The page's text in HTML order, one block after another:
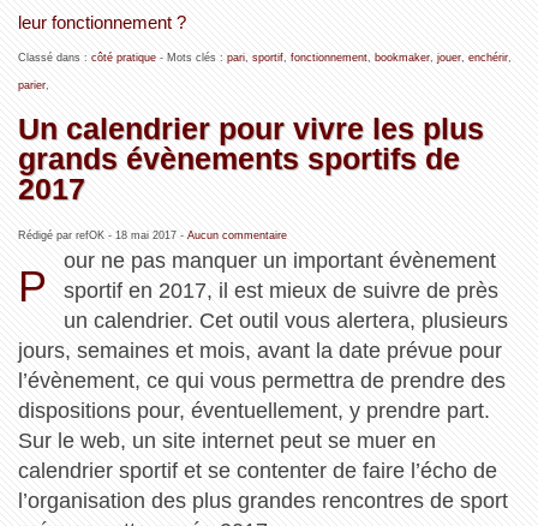
leur fonctionnement ?
Classé dans : côté pratique- Mots clés : pari, sportif, fonctionnement, bookmaker, jouer, enchérir,
parier,
Un calendrier pour vivre les plus
grands évènements sportifs de
2017
Rédigé par refOK - 18 mai 2017- Aucun commentaire
P
our ne pas manquer un important évènement
sportif en 2017, il est mieux de suivre de près
un calendrier. Cet outil vous alertera, plusieurs
jours, semaines et mois, avant la date prévue pour
l’évènement, ce qui vous permettra de prendre des
dispositions pour, éventuellement, y prendre part.
Sur le web, un site internet peut se muer en
calendrier sportif et se contenter de faire l’écho de
l’organisation des plus grandes rencontres de sport